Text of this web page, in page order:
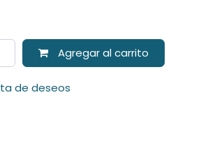
Agregar al carrito
de deseos